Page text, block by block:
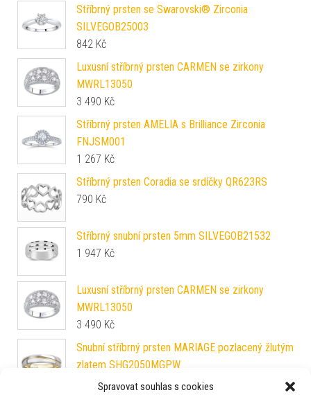
Spravovat souhlas s cookies
Stříbrný prsten se Swarovski® Zirconia
SILVEGOB25003
842 Kč
Luxusní stříbrný prsten CARMEN se zirkony
MWRL13050
3 490 Kč
Stříbrný prsten AMELIA s Brilliance Zirconia
FNJSM001
1 267 Kč
Stříbrný prsten Coradia se srdíčky QR623RS
790 Kč
Stříbrný snubní prsten 5mm SILVEGOB21532
1 947 Kč
Luxusní stříbrný prsten CARMEN se zirkony
MWRL13050
3 490 Kč
Snubní stříbrný prsten MARIAGE pozlacený žlutým
zlatem SHG2050MGPW
2 990Kč